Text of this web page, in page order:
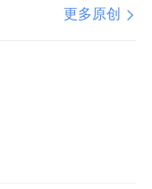
更多原创